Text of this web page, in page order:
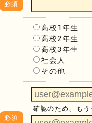
必須
高校1年生
高校2年生
高校3年生
社会人
その他
必須
確認のため、もう